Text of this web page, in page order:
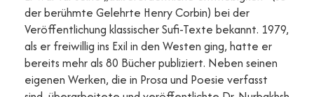
der berühmte Gelehrte Henry Corbin) bei der
Veröffentlichung klassischer Sufi-Texte bekannt. 1979,
als er freiwillig ins Exil in den Westen ging, hatte er
bereits mehr als 80 Bücher publiziert. Neben seinen
eigenen Werken, die in Prosa und Poesie verfasst